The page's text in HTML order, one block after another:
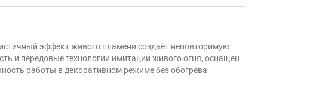
эффект живого пламени создаёт неповторимую
и передовые технологии имитации живого огня, оснащен
работы в декоративном режиме без обогрева